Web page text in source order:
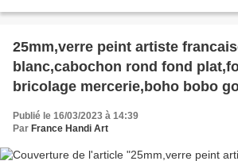
25mm,verre peint artiste
blanc,cabochon rond fond
bricolage mercerie,boho bobo
abstrait,art portable,art audois,art
contemporain,abstrait
Publié le 16/03/2023 à 14:39
Par France Handi Art